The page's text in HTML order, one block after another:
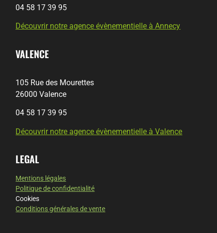
04 58 17 39 95
Découvrir notre agence évènementielle à Annecy
VALENCE
105 Rue des Mourettes
26000 Valence
04 58 17 39 95
Découvrir notre agence évènementielle à Valence
LEGAL
Mentions légales
Politique de confidentialité
Cookies
Conditions générales de vente